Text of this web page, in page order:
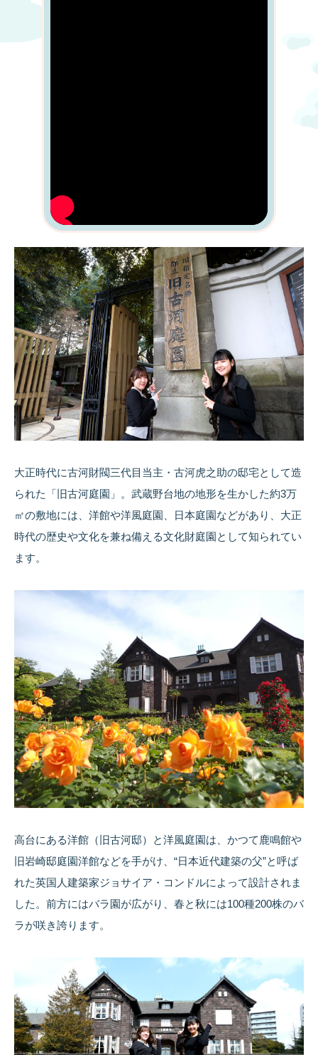
大正時代に古河財閥三代目当主・古河虎之助の邸宅として造
られた「旧古河庭園」。武蔵野台地の地形を生かした約3万
㎡の敷地には、洋館や洋風庭園、日本庭園などがあり、大正
時代の歴史や文化を兼ね備える文化財庭園として知られてい
ます。
高台にある洋館（旧古河邸）と洋風庭園は、かつて鹿鳴館や
旧岩崎邸庭園洋館などを手がけ、“日本近代建築の父”と呼ば
れた英国人建築家ジョサイア・コンドルによって設計されま
した。前方にはバラ園が広がり、春と秋には100種200株のバ
ラが咲き誇ります。